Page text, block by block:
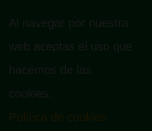
Menú
pie
de
página
Fundamento legal
© 2026 La Sagrada Maria Club
Al navegar por nuestra
web aceptas el uso que
hacemos de las
cookies.
Política de cookies